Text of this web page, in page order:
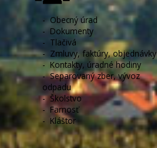
- Obecný úrad
-Dokumenty
- Tlačivá
- Zmluvy, faktúry, objednávky
- Kontakty, úradné hodiny
-Separovaný zber, vývoz
odpadu
- Školstvo
- Farnosť
- Kláštor